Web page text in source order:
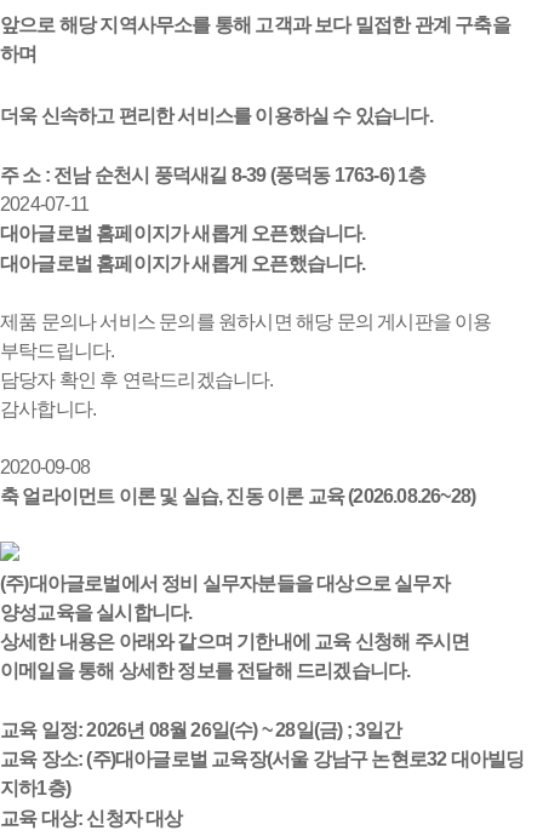
앞으로 해당 지역사무소를 통해 고객과 보다 밀접한 관계 구축을
하며
더욱 신속하고 편리한 서비스를 이용하실 수 있습니다.
주 소 : 전남 순천시 풍덕새길 8-39 (풍덕동 1763-6) 1층
2024-07-11
대아글로벌 홈페이지가 새롭게 오픈했습니다.
대아글로벌 홈페이지가 새롭게 오픈했습니다.
제품 문의나 서비스 문의를 원하시면 해당 문의 게시판을 이용
부탁드립니다.
담당자 확인 후 연락드리겠습니다.
감사합니다.
2020-09-08
축 얼라이먼트 이론 및 실습, 진동 이론 교육 (2026.08.26~28)
(주)대아글로벌에서 정비 실무자분들을 대상으로 실무자
양성교육을 실시합니다.
상세한 내용은 아래와 같으며 기한내에 교육 신청해 주시면
이메일을 통해 상세한 정보를 전달해 드리겠습니다.
교육 일정: 2026년 08월 26일(수) ~ 28일(금) ; 3일간
교육 장소: (주)대아글로벌 교육장(서울 강남구 논현로32 대아빌딩
지하1층)
교육 대상: 신청자 대상